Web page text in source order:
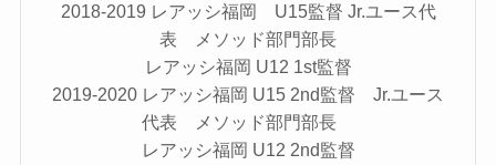
2018-2019 レアッシ福岡 U15監督 Jr.ユース代
表 メソッド部門部長
レアッシ福岡 U12 1st監督
2019-2020 レアッシ福岡 U15 2nd監督 Jr.ユース
代表 メソッド部門部長
レアッシ福岡 U12 2nd監督